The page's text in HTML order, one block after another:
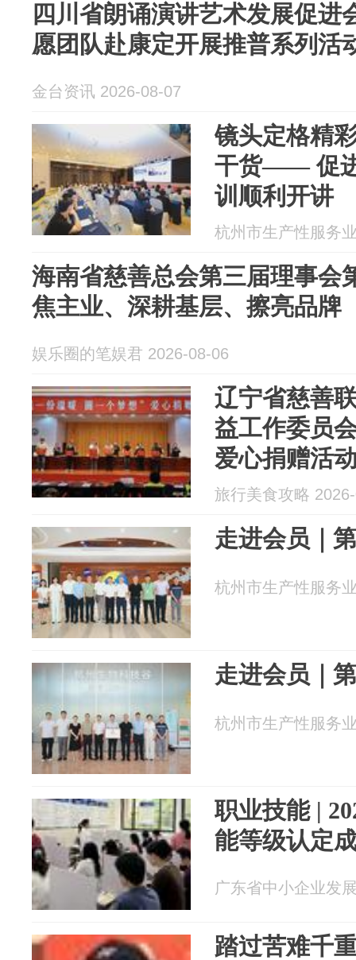
四川省朗诵演讲艺术发展促进
愿团队赴康定开展推普系列活
金台资讯 2026-08-07
镜头定格精
干货—— 促
训顺利开讲
杭州市生产性服务
海南省慈善总会第三届理事会
焦主业、深耕基层、擦亮品牌
娱乐圈的笔娱君 2026-08-06
辽宁省慈善
益工作委员
爱心捐赠活
旅行美食攻略
走进会员｜
杭州市生产性服务
走进会员｜
杭州市生产性服务
职业技能 |
能等级认定
广东省中小企业发
踏过苦难千